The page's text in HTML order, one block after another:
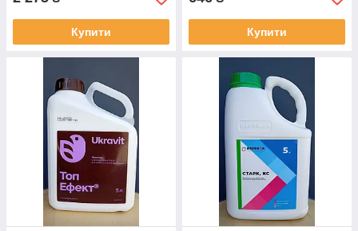
Купити Купити